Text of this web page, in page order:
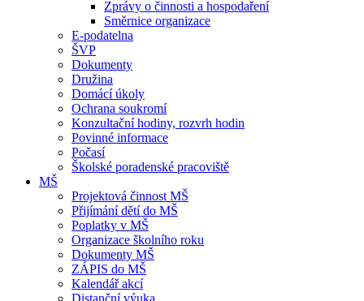
Zprávy o činnosti a hospodaření
Směrnice organizace
E-podatelna
ŠVP
Dokumenty
Družina
Domácí úkoly
Ochrana soukromí
Konzultační hodiny, rozvrh hodin
Povinné informace
Počasí
Školské poradenské pracoviště
MŠ
Projektová činnost MŠ
Přijímání dětí do MŠ
Poplatky v MŠ
Organizace školního roku
Dokumenty MŠ
ZÁPIS do MŠ
Kalendář akcí
Distanční výuka